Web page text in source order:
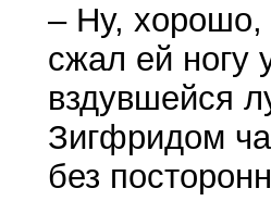
– Ну, хорошо,
сжал ей ногу
вздувшейся
Зигфридом
без